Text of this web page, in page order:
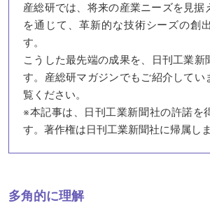
産総研では、将来の産業ニーズを見据
を通じて、革新的な技術シーズの創
す。
こうした最先端の成果を、日刊工業新
す。産総研マガジンでもご紹介してい
覧ください。
※本記事は、日刊工業新聞社の許諾を
す。著作権は日刊工業新聞社に帰属しま
多角的に理解